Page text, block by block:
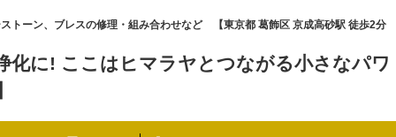
トーン、ブレスの修理・組み合わせなど 【東京都 葛飾区 京成高砂駅 徒歩2分
化に! ここはヒマラヤとつながる小さなパワ